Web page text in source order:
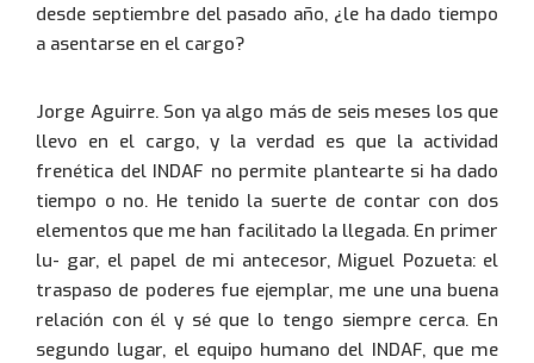
desde septiembre del pasado año, ¿le ha dado tiempo
a asentarse en el cargo?
Jorge Aguirre. Son ya algo más de seis meses los que
llevo en el cargo, y la verdad es que la actividad
frenética del INDAF no permite plantearte si ha dado
tiempo o no. He tenido la suerte de contar con dos
elementos que me han facilitado la llegada. En primer
lu- gar, el papel de mi antecesor, Miguel Pozueta: el
traspaso de poderes fue ejemplar, me une una buena
relación con él y sé que lo tengo siempre cerca. En
segundo lugar, el equipo humano del INDAF, que me
93 701 61 71
0034 943 434 458